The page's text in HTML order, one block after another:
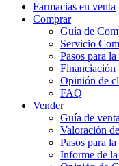
Farmacias en venta
Comprar
Guía de
Servicio
Pasos para
Financiación
Opinión de
FAQ
Vender
Guía de venta
Valoración
Pasos para la
Informe de la